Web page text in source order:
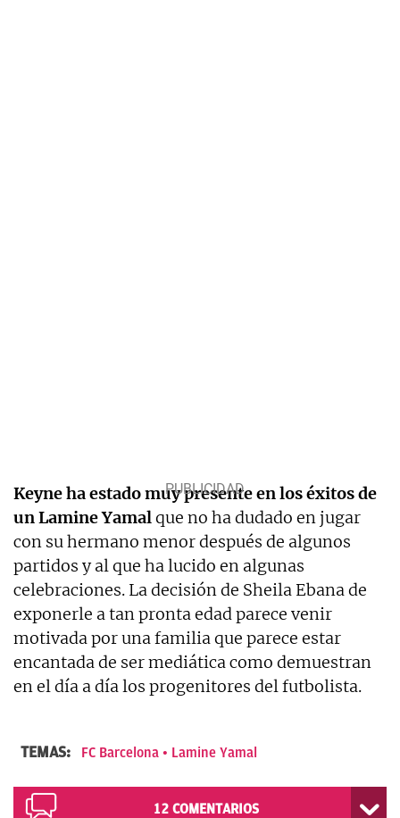
Keyne ha estado muy presente en los éxitos de
un Lamine Yamalque no ha dudado en jugar
con su hermano menor después de algunos
partidos y al que ha lucido en algunas
celebraciones. La decisión de Sheila Ebana de
exponerle a tan pronta edad parece venir
motivada por una familia que parece estar
encantada de ser mediática como demuestran
en el día a día los progenitores del futbolista.
TEMAS: FC Barcelona Lamine Yamal
12 COMENTARIOS